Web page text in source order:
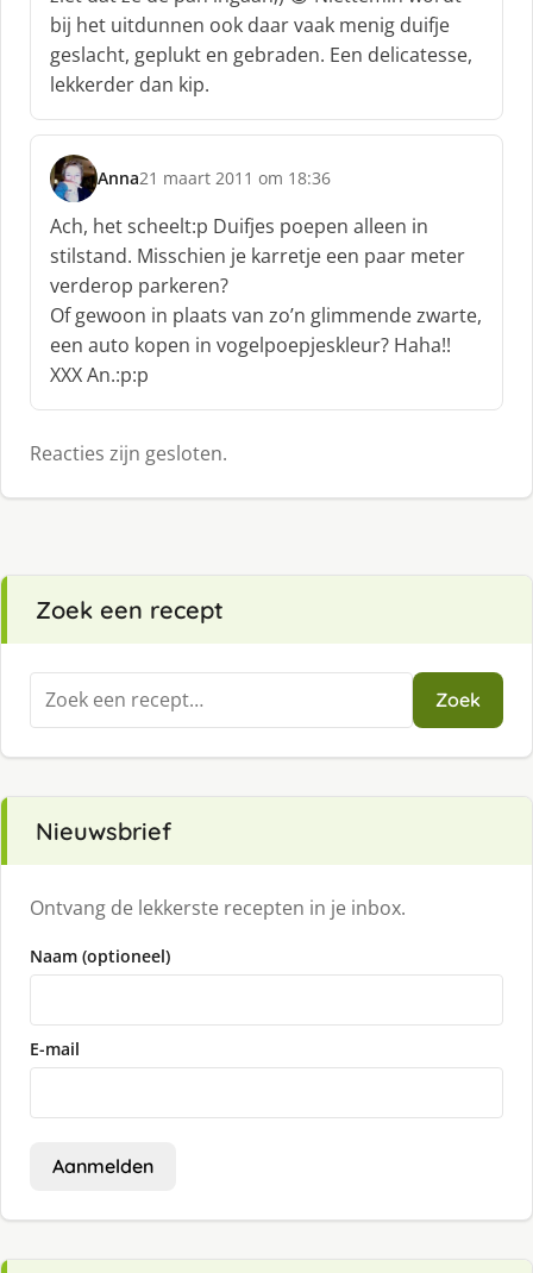
fbij het uitdunnen ook daar vaak menig duifje
geslacht, geplukt en gebraden. Een delicatesse,
lekkerder dan kip.
Anna
s
c
h
r
e
e
f
:
21 maart 2011 om 18:36
Ach, het scheelt:p Duifjes poepen alleen in
stilstand. Misschien je karretje een paar meter
verderop parkeren?
Of gewoon in plaats van zo’n glimmende zwarte,
een auto kopen in vogelpoepjeskleur? Haha!!
XXX An.:p:p
Reacties zijn gesloten.
Zoek een recept
Zoeken
naar:
Zoek
Nieuwsbrief
Ontvang de lekkerste recepten in je inbox.
Naam (optioneel)
E-mail
Aanmelden